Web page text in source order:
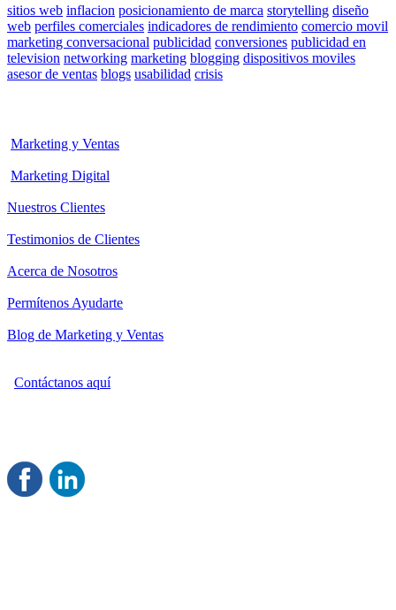
sitios web inflacion posicionamiento de marca storytelling diseño
web perfiles comerciales indicadores de rendimiento comercio movil
marketing conversacional publicidad conversiones publicidad en
television networking marketing blogging dispositivos moviles
asesor de ventas blogs usabilidad crisis
Marketing y Ventas
Marketing Digital
Nuestros Clientes
Testimonios de Clientes
Acerca de Nosotros
Permítenos Ayudarte
Blog de Marketing y Ventas
Contáctanos aquí